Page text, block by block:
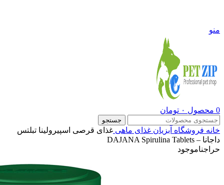
منو
0 محصول ۰ تومان
جستجو
خانه فروشگاه آبزیان غذای ماهی غذای قرصی اسپیرولینا تبلتس
داجانا – DAJANA Spirulina Tablets
حراجناموجود